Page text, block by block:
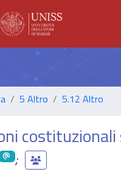
5 Altro 5.12 Altro
;